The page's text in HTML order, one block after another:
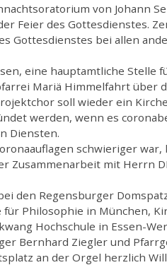
von Johann
Feier des Gottesdienstes.
Gottesdienstes bei allen
eine hauptamtliche Stelle
Mariä Himmelfahrt über
soll wieder ein
werden, wenn es
Diensten.
schwieriger
Zusammenarbeit mit Herrn
den Regensburger
Philosophie in München,
Hochschule in Essen-
Bernhard Ziegler und
an der Orgel herzlich